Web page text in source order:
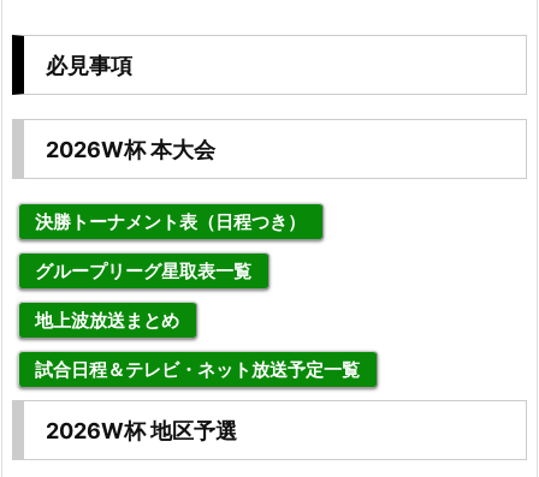
必見事項
2026W杯 本大会
決勝トーナメント表（日程つき）
グループリーグ星取表一覧
地上波放送まとめ
試合日程＆テレビ・ネット放送予定一覧
2026W杯 地区予選